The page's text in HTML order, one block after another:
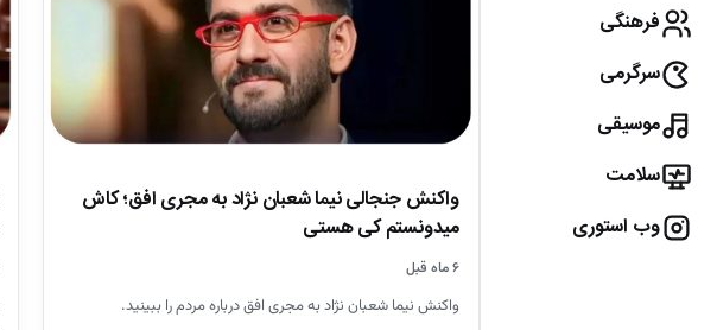
فرهنگی
سرگرمی
موسیقی
سلامت
وب استوری
واکنش جنجالی نیما شعبان نژاد به مجری افق؛ کاش
میدونستم کی هستی
۶ ماه قبل
واکنش نیما شعبان نژاد به مجری افق درباره مردم را ببینید.